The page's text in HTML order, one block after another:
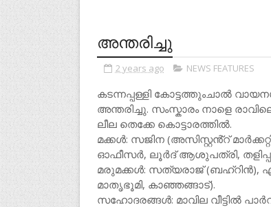
അന്തരിച്ചു
2 years ago NEWS FEATURES
കടന്നപ്പള്ളി കോട്ടത്തുംചാൽ
അന്തരിച്ചു. സംസ്കാരം നാളെ
ലീല തെക്കേ കൊട്ടാരത്തിൽ.
മക്കൾ: സജിന (അസിസ്റ്റൻ്റ്
ഓഫീസർ, ലൂർദ് ആശുപത്രി,
മരുമക്കൾ: സത്യരാജ് (ബഹ്റിൻ),
മാതൃഭൂമി, കാഞ്ഞങ്ങാട്).
സഹോദരങ്ങൾ: മാവില വീട്ടിൽ